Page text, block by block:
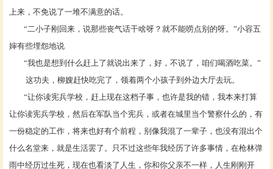
上来，不免说了一堆不满意的话。
“二小子刚回来，说那些丧气话干啥呀？就不能唠点别的呀。”小容五
婶有些埋怨地说
“我也是想到什么赶上了就说出来了，好，不说了，咱们喝酒吃菜。”
这功夫，柳嫂赶快吃完了，领着两个小孩子到外边大厅去玩。
“让你读宪兵学校，赶上现在这档子事，也许是我的错，我本来打算
让你读宪兵学校，然后在军队当个宪兵，或者在城里当个警察什么的，有
一份稳定的工作，将来也好有个前程，别像我混了一辈子，也没有混出个
什么名堂来，就是生活罢了。只不过这些年我经历了许多事情，在枪林弹
雨中经历过生死，现在也看淡了人生，你和你父亲不一样，人生刚刚开